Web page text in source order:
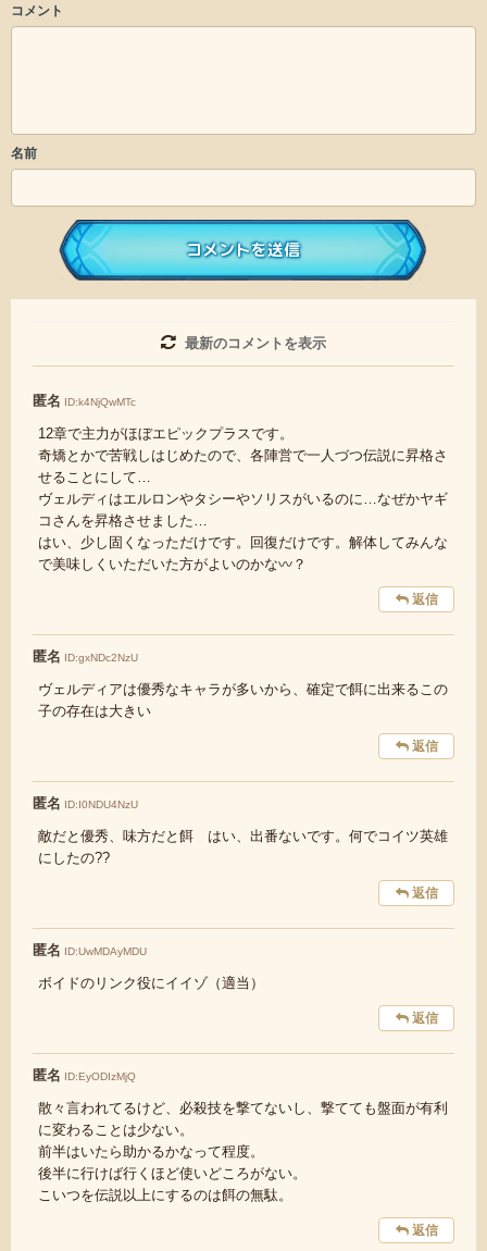
・誰かになりすます行為
・一度削除された投稿を再び投稿すること
・外部サイトへの誘導や宣伝
・アカウントの売買など金銭が絡む内容の投稿
・各ゲームのネタバレを含む内容の投稿
・その他、管理者が不適切と判断した投稿
コメントの削除につきましては下記フォームより申請を
コメントの削除を申請する
応させていただきます。ご了承ください。
※一度削除したコメントは復元ができませんのでご注意
ください。
また、過度な利用規約の違反や、弊社に損害の及ぶ内容の書き込み
があった場合は、法的措置をとらせていただく場合もございますの
で、あらかじめご理解くださいませ。
コメント
名前
最新のコメントを表示
匿名 ID:k4NjQwMTc
12章で主力がほぼエピックプラスです。
奇矯とかで苦戦しはじめたので、各陣営で一人づつ伝説に昇格さ
せることにして…
ヴェルディはエルロンやタシーやソリスがいるのに…なぜかヤギ
コさんを昇格させました…
はい、少し固くなっただけです。回復だけです。解体してみんな
で美味しくいただいた方がよいのかな〰️？
返信
匿名 ID:gxNDc2NzU
ヴェルディアは優秀なキャラが多いから、確定で餌に出来るこの
子の存在は大きい
返信
匿名 ID:I0NDU4NzU
敵だと優秀、味方だと餌 はい、出番ないです。何でコイツ英雄
にしたの??
返信
匿名 ID:UwMDAyMDU
ボイドのリンク役にイイゾ（適当）
返信
匿名 ID:EyODIzMjQ
散々言われてるけど、必殺技を撃てないし、撃てても盤面が有利
に変わることは少ない。
前半はいたら助かるかなって程度。
後半に行けば行くほど使いどころがない。
こいつを伝説以上にするのは餌の無駄。
返信